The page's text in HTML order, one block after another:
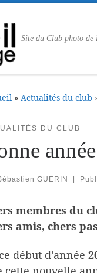
Site du Club photo
» Actualités du club
DU CLUB
GUERIN |
membres du
amis, chers
début d’année